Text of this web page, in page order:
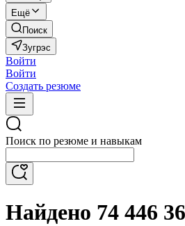
Ещё
Поиск
Зугрэс
Войти
Войти
Создать резюме
Поиск по резюме и навыкам
Найдено 74 446